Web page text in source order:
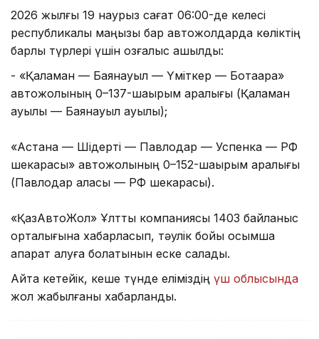
2026 жылғы 19 наурыз сағат 06:00-де келесі
республикалық маңызы бар автожолдарда көліктің
барлық түрлері үшін қозғалыс ашылды:
- «Қалқаман — Баянауыл — Үміткер — Ботақара»
автожолының 0–137-шақырым аралығы (Қалқаман
ауылы — Баянауыл ауылы);
«Астана — Шідерті — Павлодар — Успенка — РФ
шекарасы» автожолының 0–152-шақырым аралығы
(Павлодар қаласы — РФ шекарасы).
«ҚазАвтоЖол» Ұлттық компаниясы 1403 байланыс
орталығына хабарласып, тәулік бойы қосымша
ақпарат алуға болатынын еске салады.
Айта кетейік, кеше түнде еліміздің үш облысында
жол жабылғаны хабарланды.